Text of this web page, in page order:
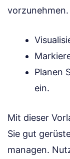
vorzunehmen.
Planen
ein.
Mit dieser
Sie gut
managen.